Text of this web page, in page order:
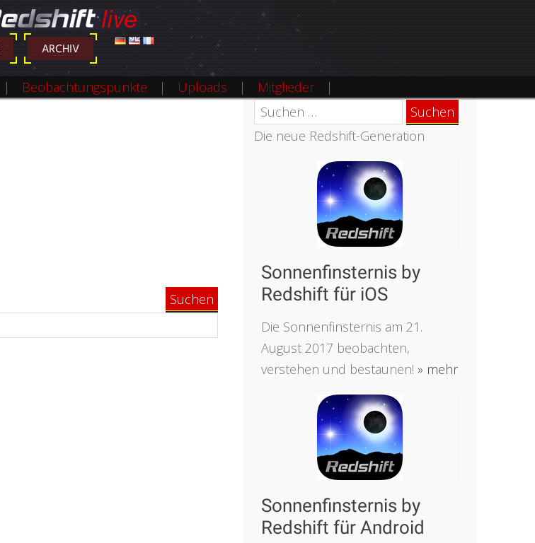
ARCHIV
DEUTSCH ENGLISH FRANÇAIS
Beobachtungspunkte Uploads Mitglieder
Suchen
nach:
Die neue Redshift-Generation
Sonnenfinsternis by
Redshift für iOS
Die Sonnenfinsternis am 21.
August 2017 beobachten,
verstehen und bestaunen! » mehr
Sonnenfinsternis by
Redshift für Android